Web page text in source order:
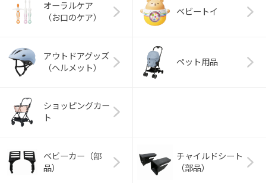
オーラルケア
（お口のケア）
ベビートイ
アウトドアグッズ
（ヘルメット）
ペット用品
ショッピングカー
ト
ベビーカー（部
品）
チャイルドシート
（部品）